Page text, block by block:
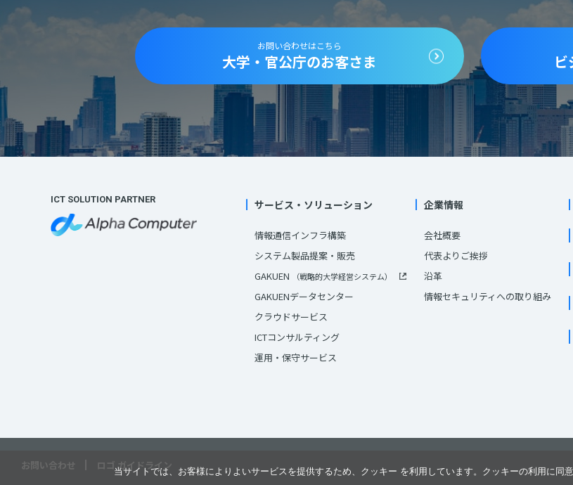
お問い合わせはこちら
大学・官公庁のお客さま
ICT SOLUTION PARTNER サービス・ソリューション
情報通信インフラ構築
システム製品提案・販売
GAKUEN
（戦略的大学経営システム）
GAKUENデータセンター
クラウドサービス
ICTコンサルティング
運用・保守サービス
企業情報
会社概要
代表よりご挨拶
沿革
情報セキュリティへの取り組み
お問い合わせ ロゴ ガイドライン
当サイトでは、お客様によりよいサービスを提供するため、クッキー を利用しています。クッキーの利用に同